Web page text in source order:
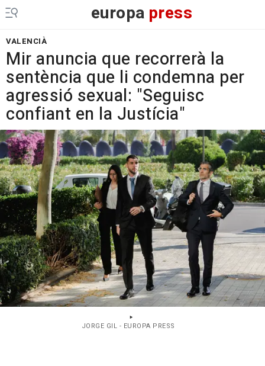
europa press
VALENCIÀ
Mir anuncia que recorrerà la
sentència que li condemna per
agressió sexual: "Seguisc
confiant en la Justícia"
JORGE GIL - EUROPA PRESS